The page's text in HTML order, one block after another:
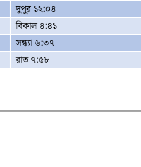
দুপুর ১২:০৪
বিকাল ৪:৪১
সন্ধ্যা ৬:৩৭
রাত ৭:৫৮